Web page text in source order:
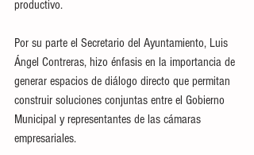
productivo.
Por su parte el Secretario del Ayuntamiento, Luis
Ángel Contreras, hizo énfasis en la importancia de
generar espacios de diálogo directo que permitan
construir soluciones conjuntas entre el Gobierno
Municipal y representantes de las cámaras
empresariales.